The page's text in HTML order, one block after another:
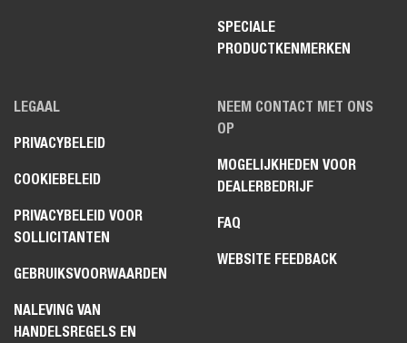
SPECIALE
PRODUCTKENMERKEN
LEGAAL
PRIVACYBELEID
COOKIEBELEID
PRIVACYBELEID VOOR
SOLLICITANTEN
GEBRUIKSVOORWAARDEN
NALEVING VAN
HANDELSREGELS EN
NEEM CONTACT MET ONS
OP
MOGELIJKHEDEN VOOR
DEALERBEDRIJF
FAQ
WEBSITE FEEDBACK